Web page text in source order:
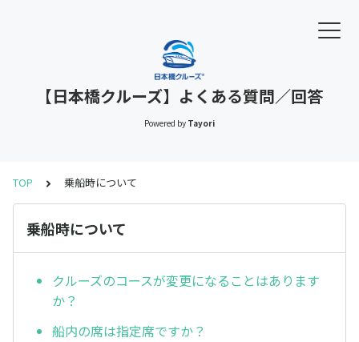
【日本橋クルーズ】よくある質問／回答
Powered by Tayori
TOP 乗船時について
乗船時について
クルーズのコースが変更になることはあります
か？
船内の席は指定席ですか？